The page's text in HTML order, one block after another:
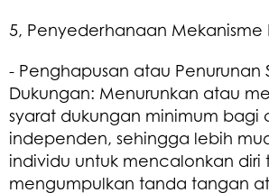
5, Penyederhanaan
- Penghapusan atau Penurunan
Dukungan: Menurunkan atau
syarat dukungan minimum bagi
independen, sehingga lebih
individu untuk mencalonkan diri
mengumpulkan tanda tangan